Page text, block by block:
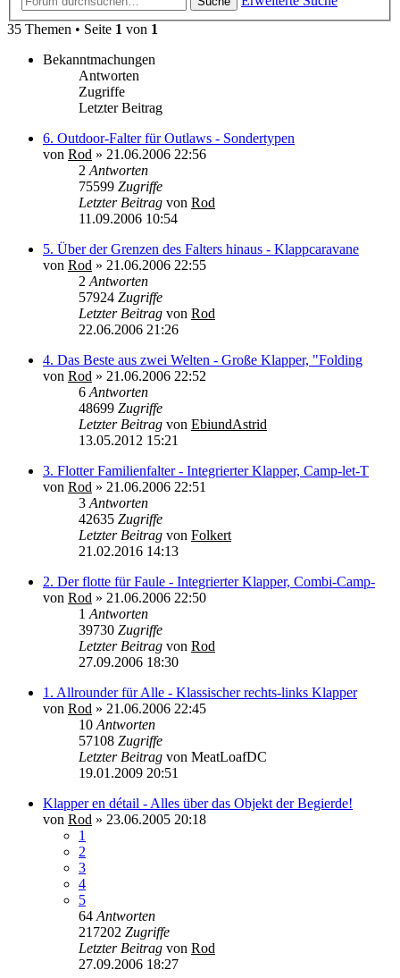
35 Themen • Seite 1 von 1
Bekanntmachungen
Antworten
Zugriffe
Letzter Beitrag
6. Outdoor-Falter für Outlaws - Sondertypen
von Rod » 21.06.2006 22:56
2 Antworten
75599 Zugriffe
Letzter Beitrag von Rod
11.09.2006 10:54
5. Über der Grenzen des Falters hinaus - Klappcaravane
von Rod » 21.06.2006 22:55
2 Antworten
57924 Zugriffe
Letzter Beitrag von Rod
22.06.2006 21:26
4. Das Beste aus zwei Welten - Große Klapper, "Folding
von Rod » 21.06.2006 22:52
6 Antworten
48699 Zugriffe
Letzter Beitrag von EbiundAstrid
13.05.2012 15:21
3. Flotter Familienfalter - Integrierter Klapper, Camp-let-T
von Rod » 21.06.2006 22:51
3 Antworten
42635 Zugriffe
Letzter Beitrag von Folkert
21.02.2016 14:13
2. Der flotte für Faule - Integrierter Klapper, Combi-Camp-
von Rod » 21.06.2006 22:50
1 Antworten
39730 Zugriffe
Letzter Beitrag von Rod
27.09.2006 18:30
1. Allrounder für Alle - Klassischer rechts-links Klapper
von Rod » 21.06.2006 22:45
10 Antworten
57108 Zugriffe
Letzter Beitrag von MeatLoafDC
19.01.2009 20:51
Klapper en détail - Alles über das Objekt der Begierde!
von Rod » 23.06.2005 20:18
1
2
3
4
5
64 Antworten
217202 Zugriffe
Letzter Beitrag von Rod
27.09.2006 18:27